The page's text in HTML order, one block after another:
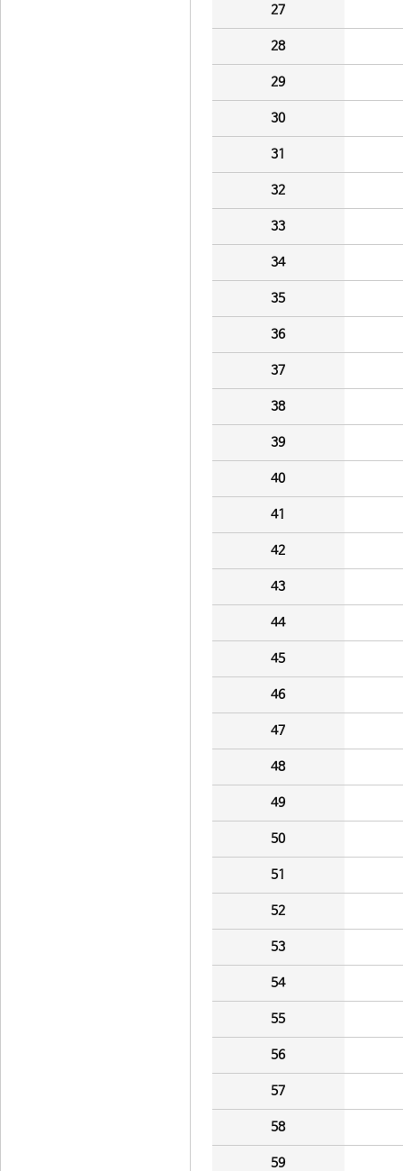
27
28
29
30
31
32
33
34
35
36
37
38
39
40
41
42
43
44
45
46
47
48
49
50
51
52
53
54
55
56
57
58
59